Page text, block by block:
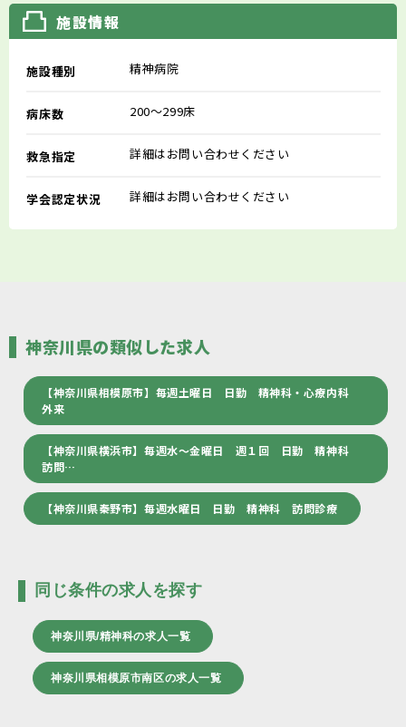
施設情報
施設種別 精神病院
病床数 200～299床
救急指定 詳細はお問い合わせください
学会認定状況 詳細はお問い合わせください
神奈川県の類似した求人
【神奈川県相模原市】毎週土曜日 日勤 精神科・心療内科
外来
【神奈川県横浜市】毎週水～金曜日 週１回 日勤 精神科
訪問…
【神奈川県秦野市】毎週水曜日 日勤 精神科 訪問診療
同じ条件の求人を探す
神奈川県/精神科の求人一覧
神奈川県相模原市南区の求人一覧